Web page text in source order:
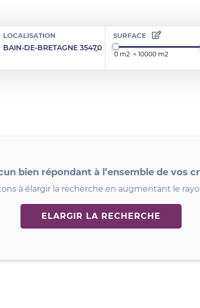
LOCALISATION
BAIN-DE-BRETAGNE 35470
SURFACE
bien répondant à l’ensemble de vos
à élargir la recherche en augmentant le
ELARGIR LA RECHERCHE